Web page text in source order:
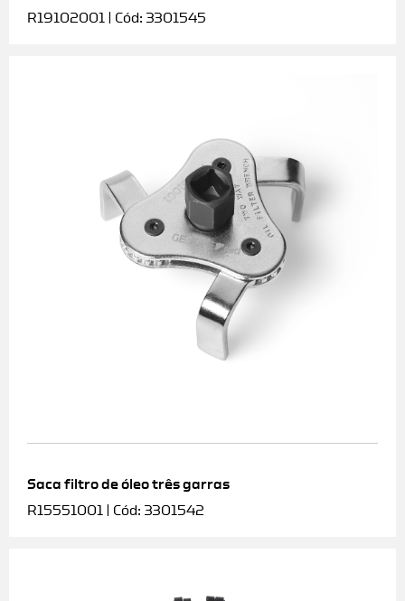
R19102001 | Cód: 3301545
Saca filtro de óleo três garras
R15551001 | Cód: 3301542